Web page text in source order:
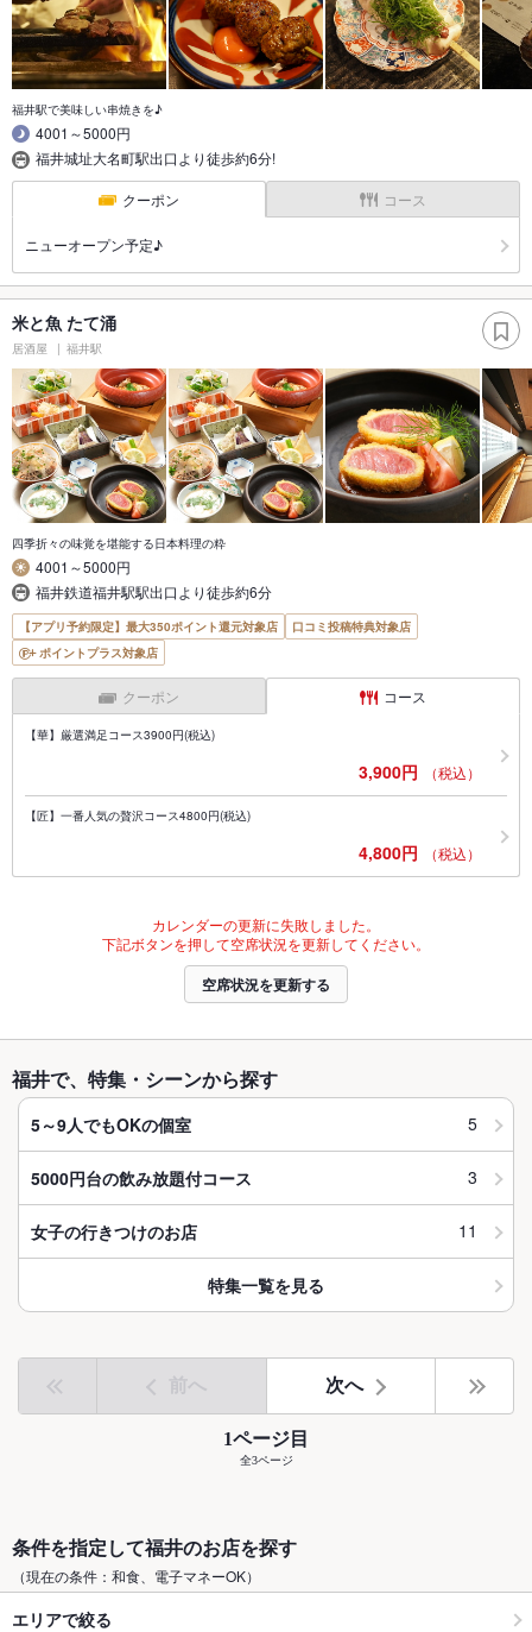
福井駅で美味しい串焼きを♪
4001～5000円
福井城址大名町駅出口より徒歩約6分!
クーポン コース
ニューオープン予定♪
米と魚 たて涌
居酒屋 福井駅
四季折々の味覚を堪能する日本料理の粋
4001～5000円
福井鉄道福井駅駅出口より徒歩約6分
【アプリ予約限定】最大350ポイント還元対象店
口コミ投稿特典対象店
ポイントプラス対象店
クーポン コース
【華】厳選満足コース3900円(税込)
3,900円 （税込）
【匠】一番人気の贅沢コース4800円(税込)
4,800円 （税込）
カレンダーの更新に失敗しました。
下記ボタンを押して空席状況を更新してください。
空席状況を更新する
福井で、特集・シーンから探す
5～9人でもOKの個室 5
5000円台の飲み放題付コース 3
女子の行きつけのお店 11
特集一覧を見る
前へ 次へ
1ページ目
全3ページ
条件を指定して福井のお店を探す
（現在の条件：和食、電子マネーOK）
エリアで絞る